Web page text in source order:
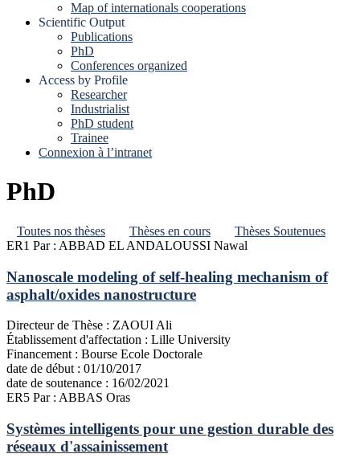
Map of internationals cooperations
Scientific Output
Publications
PhD
Conferences organized
Access by Profile
Researcher
Industrialist
PhD student
Trainee
Connexion à l’intranet
PhD
Toutes nos thèses Thèses en cours
Thèses Soutenues
ER1 Par : ABBAD EL ANDALOUSSI Nawal
Nanoscale modeling of self-healing mechanism of
asphalt/oxides nanostructure
Directeur de Thèse : ZAOUI Ali
Établissement d'affectation : Lille University
Financement : Bourse Ecole Doctorale
date de début : 01/10/2017
date de soutenance : 16/02/2021
ER5 Par : ABBAS Oras
Systèmes intelligents pour une gestion durable des
réseaux d'assainissement